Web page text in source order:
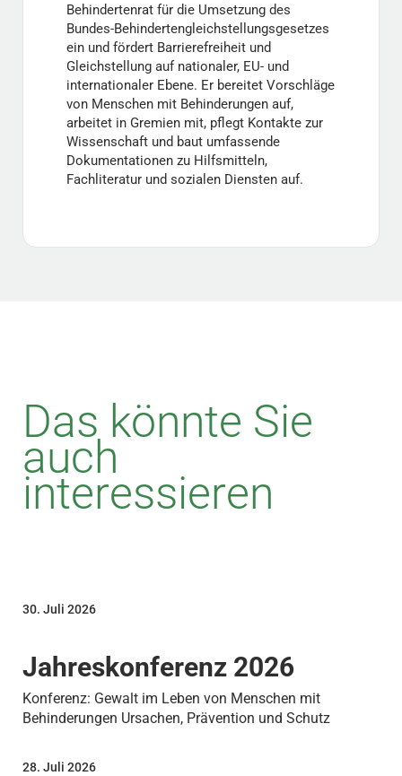
Behindertenrat für die Umsetzung des
Bundes-Behindertengleichstellungsgesetzes
ein und fördert Barrierefreiheit und
Gleichstellung auf nationaler, EU- und
internationaler Ebene. Er bereitet Vorschläge
von Menschen mit Behinderungen auf,
arbeitet in Gremien mit, pflegt Kontakte zur
Wissenschaft und baut umfassende
Dokumentationen zu Hilfsmitteln,
Fachliteratur und sozialen Diensten auf.
Das könnte Sie
auch
interessieren
Jahreskonferenz 2026
30. Juli 2026
Konferenz: Gewalt im Leben von Menschen mit
Behinderungen Ursachen, Prävention und Schutz
28. Juli 2026